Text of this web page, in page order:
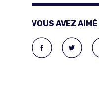
VOUS AVEZ